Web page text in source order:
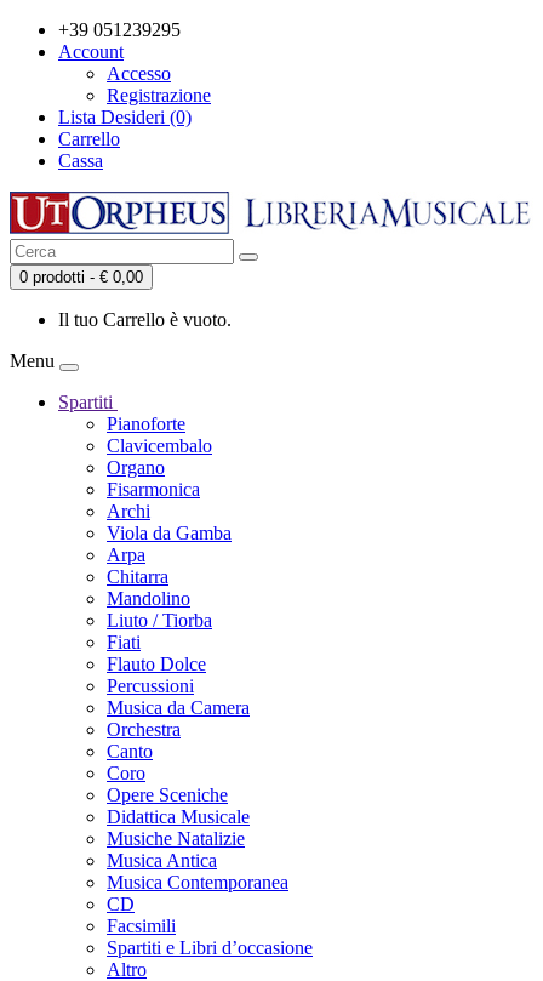
+39 051239295
Account
Accesso
Registrazione
Lista Desideri (0)
Carrello
Cassa
0 prodotti - € 0,00
Il tuo Carrello è vuoto.
Menu
Spartiti
Pianoforte
Clavicembalo
Organo
Fisarmonica
Archi
Viola da Gamba
Arpa
Chitarra
Mandolino
Liuto / Tiorba
Fiati
Flauto Dolce
Percussioni
Musica da Camera
Orchestra
Canto
Coro
Opere Sceniche
Didattica Musicale
Musiche Natalizie
Musica Antica
Musica Contemporanea
CD
Facsimili
Spartiti e Libri d’occasione
Altro